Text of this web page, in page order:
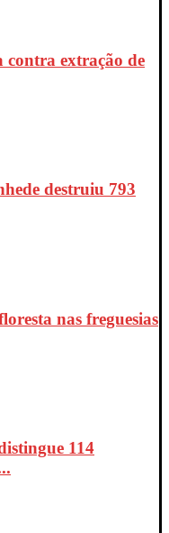
extração de
destruiu 793
nas freguesias
114